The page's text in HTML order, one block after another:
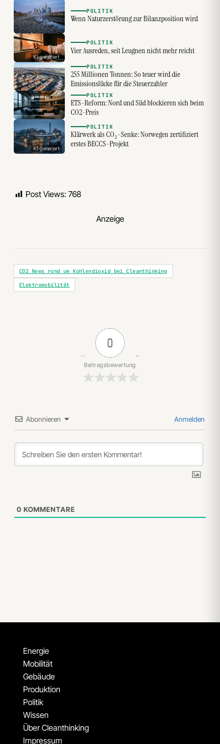
POLITIK
Wenn Naturzerstörung zur Bilanzposition wird
KI-generiert
POLITIK
Vier Ausreden, seit Leugnen nicht mehr reicht
POLITIK
255 Millionen Tonnen: So teuer wird die
Emissionslücke für die Steuerzahler
POLITIK
ETS-Reform: Nord und Süd blockieren sich beim
CO2-Preis
KI-generiert
POLITIK
Klärwerk als CO₂-Senke: Norwegen zertifiziert
erstes BECCS-Projekt
Post Views: 768
Anzeige
CO2 News rund um Kohlendioxid bei Cleanthinking
Elektromobilität
0
Beitragsbewertung
Abonnieren Anmelden
0 KOMMENTARE
Energie
Mobilität
Gebäude
Produktion
Politik
Wissen
Über Cleanthinking
Impressum